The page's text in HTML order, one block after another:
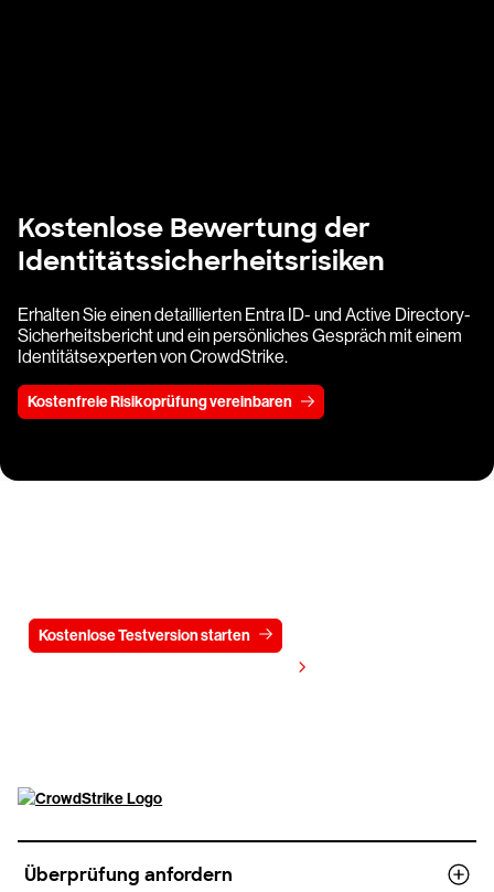
Kostenlose Bewertung der
Identitätssicherheitsrisiken
Erhalten Sie einen detaillierten Entra ID- und Active Directory-
Sicherheitsbericht und ein persönliches Gespräch mit einem
Identitätsexperten von CrowdStrike.
Kostenfreie Risikoprüfung vereinbaren
Kostenlose Testversion starten
Überprüfung anfordern